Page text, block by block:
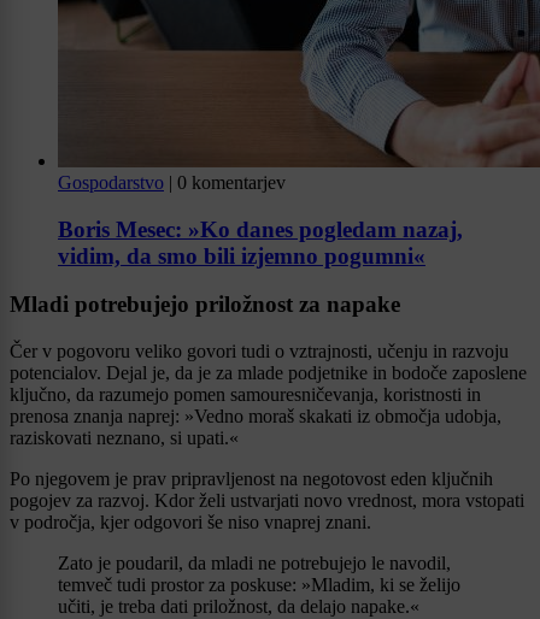
Gospodarstvo | 0 komentarjev
Boris Mesec: »Ko danes pogledam nazaj,
vidim, da smo bili izjemno pogumni«
Mladi potrebujejo priložnost za napake
Čer v pogovoru veliko govori tudi o vztrajnosti, učenju in razvoju
potencialov. Dejal je, da je za mlade podjetnike in bodoče zaposlene
ključno, da razumejo pomen samouresničevanja, koristnosti in
prenosa znanja naprej: »Vedno moraš skakati iz območja udobja,
raziskovati neznano, si upati.«
Po njegovem je prav pripravljenost na negotovost eden ključnih
pogojev za razvoj. Kdor želi ustvarjati novo vrednost, mora vstopati
v področja, kjer odgovori še niso vnaprej znani.
Zato je poudaril, da mladi ne potrebujejo le navodil,
temveč tudi prostor za poskuse: »Mladim, ki se želijo
učiti, je treba dati priložnost, da delajo napake.«